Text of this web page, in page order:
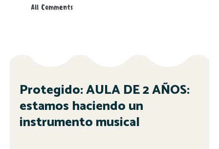
All Comments
Protegido: AULA DE 2 AÑOS:
estamos haciendo un
instrumento musical